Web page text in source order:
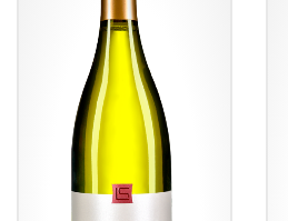
nadopunjuju sveže kiseline
i tačna završnica.
se vrši preko sigurnosnog
sistema iPay. Takođe, vinarija
Lastar ne čuva niti obrađuje
podatke vaše kreditne/debitne
kartice. Time postižemo
maksimalnu sigurnost
vaših podataka
. Osim toga, vinarija Lastar
lično radi dostavu naručenih